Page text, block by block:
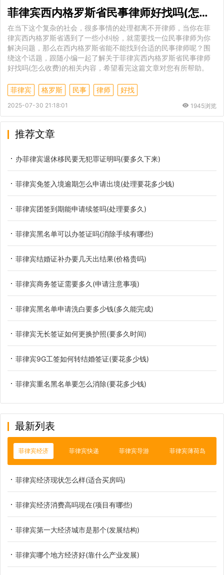
菲律宾西内格罗斯省民事律师好找吗(怎么收费)
在当下这个复杂的社会，很多事情的处理都离不开律师，当你在菲
律宾西内格罗斯省遇到了一些小纠纷，就需要找一位民事律师为你
解决问题，那么在西内格罗斯省能不能找到合适的民事律师呢？围
绕这个话题，跟随小编一起了解关于菲律宾西内格罗斯省民事律师
好找吗(怎么收费)的相关内容，希望看完这篇文章对您有所帮助。
菲律宾 格罗斯 民事 律师 好找
2025-07-30 21:18:01 1945浏览
推荐文章
办菲律宾退休移民要无犯罪证明吗(要多久下来)
菲律宾免签入境逾期怎么申请出境(处理要花多少钱)
菲律宾团签到期能申请续签吗(处理要多久)
菲律宾黑名单可以办签证吗(消除手续有哪些)
菲律宾结婚证补办要几天出结果(价格贵吗)
菲律宾商务签证需要多久(申请注意事项)
菲律宾黑名单申请洗白要多少钱(多久能完成)
菲律宾无长签证如何更换护照(要多久时间)
菲律宾9G工签如何转结婚签证(要花多少钱)
菲律宾重名黑名单要怎么消除(要花多少钱)
最新列表
菲律宾经济 菲律宾快递 菲律宾导游 菲律宾薄荷岛
菲律宾经济现状怎么样(适合买房吗)
菲律宾经济消费高吗现在(项目有哪些)
菲律宾第一大经济城市是那个(发展结构)
菲律宾哪个地方经济好(靠什么产业发展)